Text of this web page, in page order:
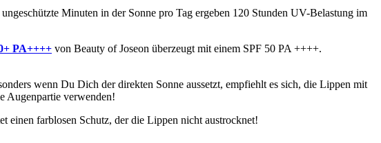
Minuten in der Sonne pro Tag ergeben 120 Stunden UV-Belastung im
PA++++ von Beauty of Joseon überzeugt mit einem SPF 50 PA ++++.
wenn Du Dich der direkten Sonne aussetzt, empfiehlt es sich, die Lippen mit
Augenpartie verwenden!
einen farblosen Schutz, der die Lippen nicht austrocknet!